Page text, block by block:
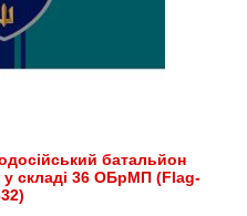
батальйон
складі 36 ОБрМП (Flag-